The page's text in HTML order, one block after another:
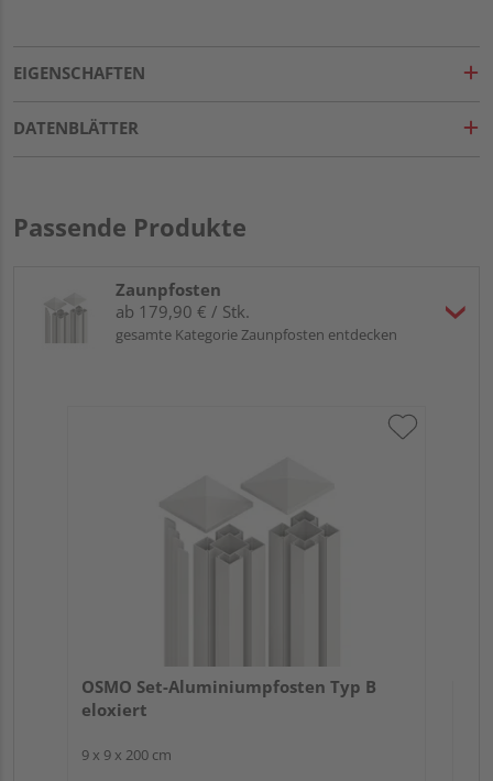
EIGENSCHAFTEN
DATENBLÄTTER
Passende Produkte
Zaunpfosten
ab 179,90 € / Stk.
gesamte Kategorie Zaunpfosten entdecken
OSMO Set-Aluminiumpfosten Typ B
eloxiert
9 x 9 x 200 cm